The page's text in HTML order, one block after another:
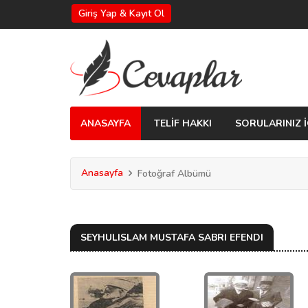
Giriş Yap & Kayıt Ol
ANASAYFA TELİF HAKKI SORULARINIZ
Anasayfa Fotoğraf Albümü
SEYHULISLAM MUSTAFA SABRI EFENDI